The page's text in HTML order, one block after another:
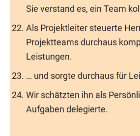
Sie verstand es, ein Team
Als Projektleiter steuerte
Projektteams durchaus
Leistungen.
… und sorgte durchaus für
Wir schätzten ihn als
Aufgaben delegierte.